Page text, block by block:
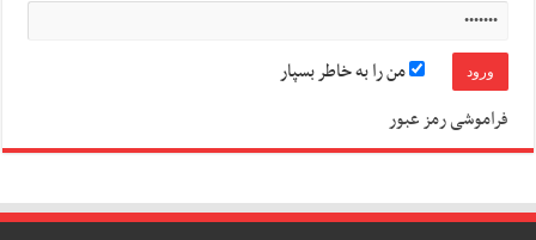
من را به خاطر بسپار
فراموشی رمز عبور